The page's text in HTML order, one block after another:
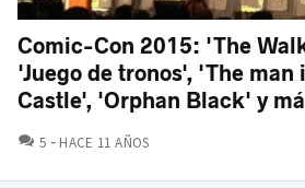
Comic-Con 2015: 'The
'Juego de tronos', 'The man
Castle', 'Orphan Black' y
5 COMENTARIOS
HACE 11 AÑOS